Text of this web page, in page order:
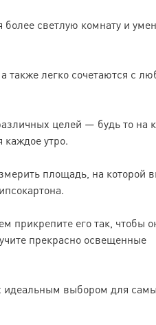
светлую комнату и
также легко сочетаются с
целей — будь то на
утро.
площадь, на которой
прикрепите его так, чтобы
прекрасно освещенные
идеальным выбором для